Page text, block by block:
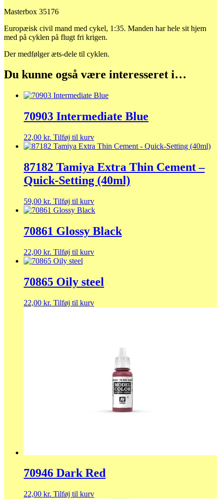
Masterbox 35176
Europæisk civil mand med cykel, 1:35. Manden har hele sit hjem
med på cyklen på flugt fri krigen.
Der medfølger æts-dele til cyklen.
Du kunne også være interesseret i…
70903 Intermediate Blue
22,00 kr. Tilføj til kurv
87182 Tamiya Extra Thin Cement –
Quick-Setting (40ml)
59,00 kr. Tilføj til kurv
70861 Glossy Black
22,00 kr. Tilføj til kurv
70865 Oily steel
22,00 kr. Tilføj til kurv
70946 Dark Red
22,00 kr. Tilføj til kurv